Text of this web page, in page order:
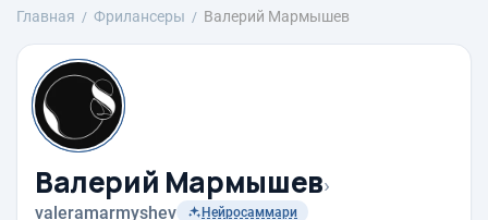
Главная Фрилансеры Валерий Мармышев
Валерий Мармышев›
valeramarmyshev Нейросаммари